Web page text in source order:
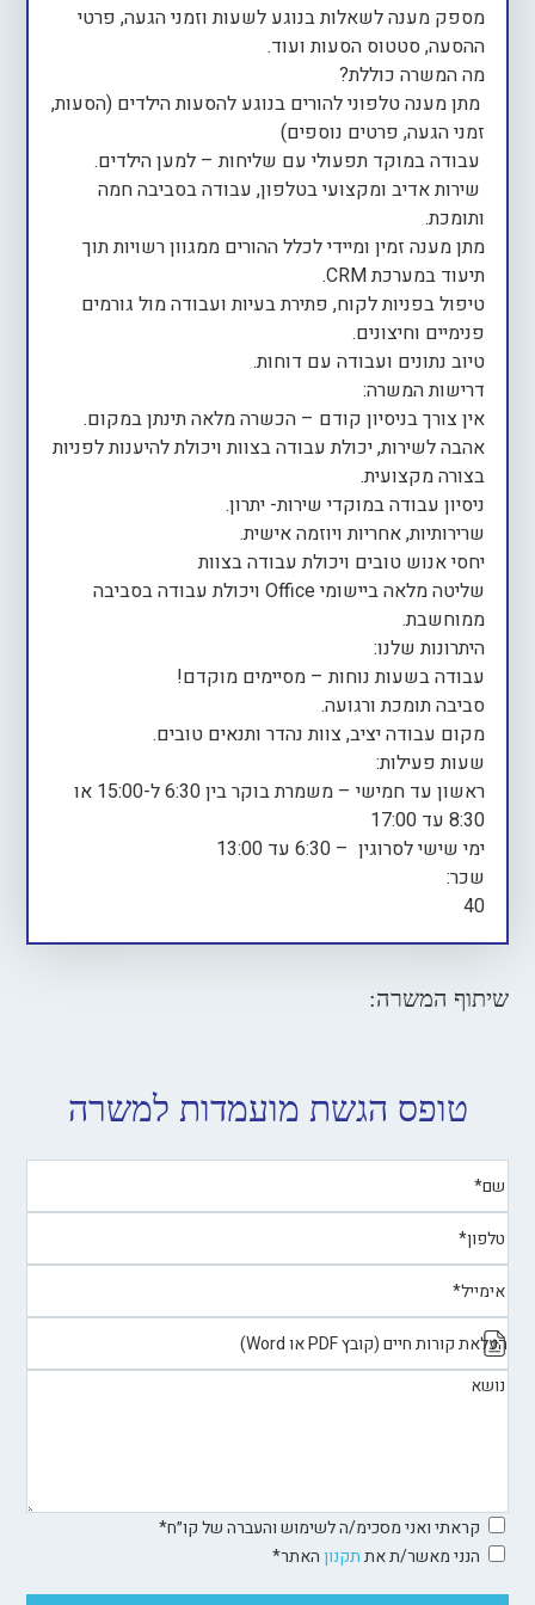
מספק מענה לשאלות בנוגע לשעות וזמני הגעה, פרטי
ההסעה, סטטוס הסעות ועוד.
מה המשרה כוללת?
מתן מענה טלפוני להורים בנוגע להסעות הילדים (הסעות,
זמני הגעה, פרטים נוספים)
עבודה במוקד תפעולי עם שליחות – למען הילדים.
שירות אדיב ומקצועי בטלפון, עבודה בסביבה חמה
ותומכת.
מתן מענה זמין ומיידי לכלל ההורים ממגוון רשויות תוך
תיעוד במערכת CRM.
טיפול בפניות לקוח, פתירת בעיות ועבודה מול גורמים
פנימיים וחיצונים.
טיוב נתונים ועבודה עם דוחות.
דרישות המשרה:
אין צורך בניסיון קודם – הכשרה מלאה תינתן במקום.
אהבה לשירות, יכולת עבודה בצוות ויכולת להיענות לפניות
בצורה מקצועית.
ניסיון עבודה במוקדי שירות- יתרון.
שרירותיות, אחריות ויוזמה אישית.
יחסי אנוש טובים ויכולת עבודה בצוות
שליטה מלאה ביישומי Office ויכולת עבודה בסביבה
ממוחשבת.
היתרונות שלנו:
עבודה בשעות נוחות – מסיימים מוקדם!
סביבה תומכת ורגועה.
מקום עבודה יציב, צוות נהדר ותנאים טובים.
שעות פעילות:
ראשון עד חמישי – משמרת בוקר בין 6:30 ל-15:00 או
8:30 עד 17:00
ימי שישי לסרוגין – 6:30 עד 13:00
שכר:
40
שיתוף המשרה:
טופס הגשת מועמדות למשרה
העלאת קורות חיים (קובץ PDF או Word)
קראתי ואני מסכימ/ה לשימוש והעברה של קו״ח*
הנני מאשר/ת אתתקנוןהאתר*